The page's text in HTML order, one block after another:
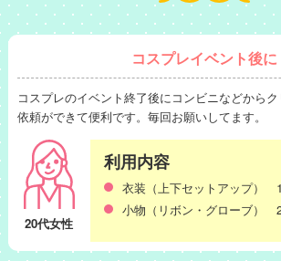
コスプレイベント後に
コスプレのイベント終了後にコンビニなどから
依頼ができて便利です。毎回お願いしてます。
20代女性
利用内容
衣装（上下セットアップ）
小物（リボン・グローブ）